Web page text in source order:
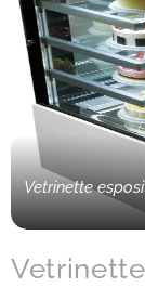
Vetrinette